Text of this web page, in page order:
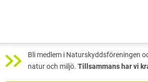
Bli medlem i Naturskyddsföreningen
natur och miljö. Tillsammans har vi